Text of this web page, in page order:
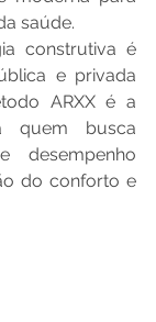
saúde.
construtiva é
e privada
ARXX é a
quem busca
desempenho
do conforto e